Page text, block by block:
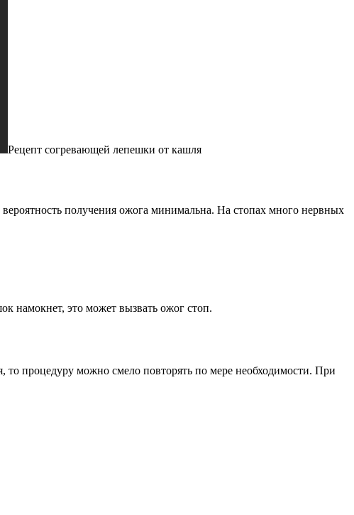
Рецепт согревающей лепешки от кашля
получения ожога минимальна. На стопах много нервных
намокнет, это может вызвать ожог стоп.
то процедуру можно смело повторять по мере необходимости. При